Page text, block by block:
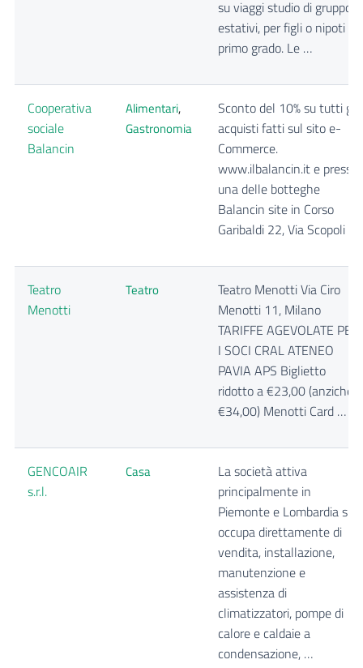
su viaggi studio di gruppo
estativi, per figli o nipoti di
primo grado. Le …
Cooperativa
sociale
Balancin
Alimentari,
Gastronomia
Sconto del 10% su tutti gli
acquisti fatti sul sito e-
Commerce.
www.ilbalancin.it e presso
una delle botteghe
Balancin site in Corso
Garibaldi 22, Via Scopoli …
Teatro
Menotti
Teatro
Teatro Menotti Via Ciro
Menotti 11, Milano
TARIFFE AGEVOLATE PER
I SOCI CRAL ATENEO
PAVIA APS Biglietto
ridotto a €23,00 (anziché
€34,00) Menotti Card …
GENCOAIR
s.r.l.
Casa
La società attiva
principalmente in
Piemonte e Lombardia si
occupa direttamente di
vendita, installazione,
manutenzione e
assistenza di
climatizzatori, pompe di
calore e caldaie a
condensazione, …